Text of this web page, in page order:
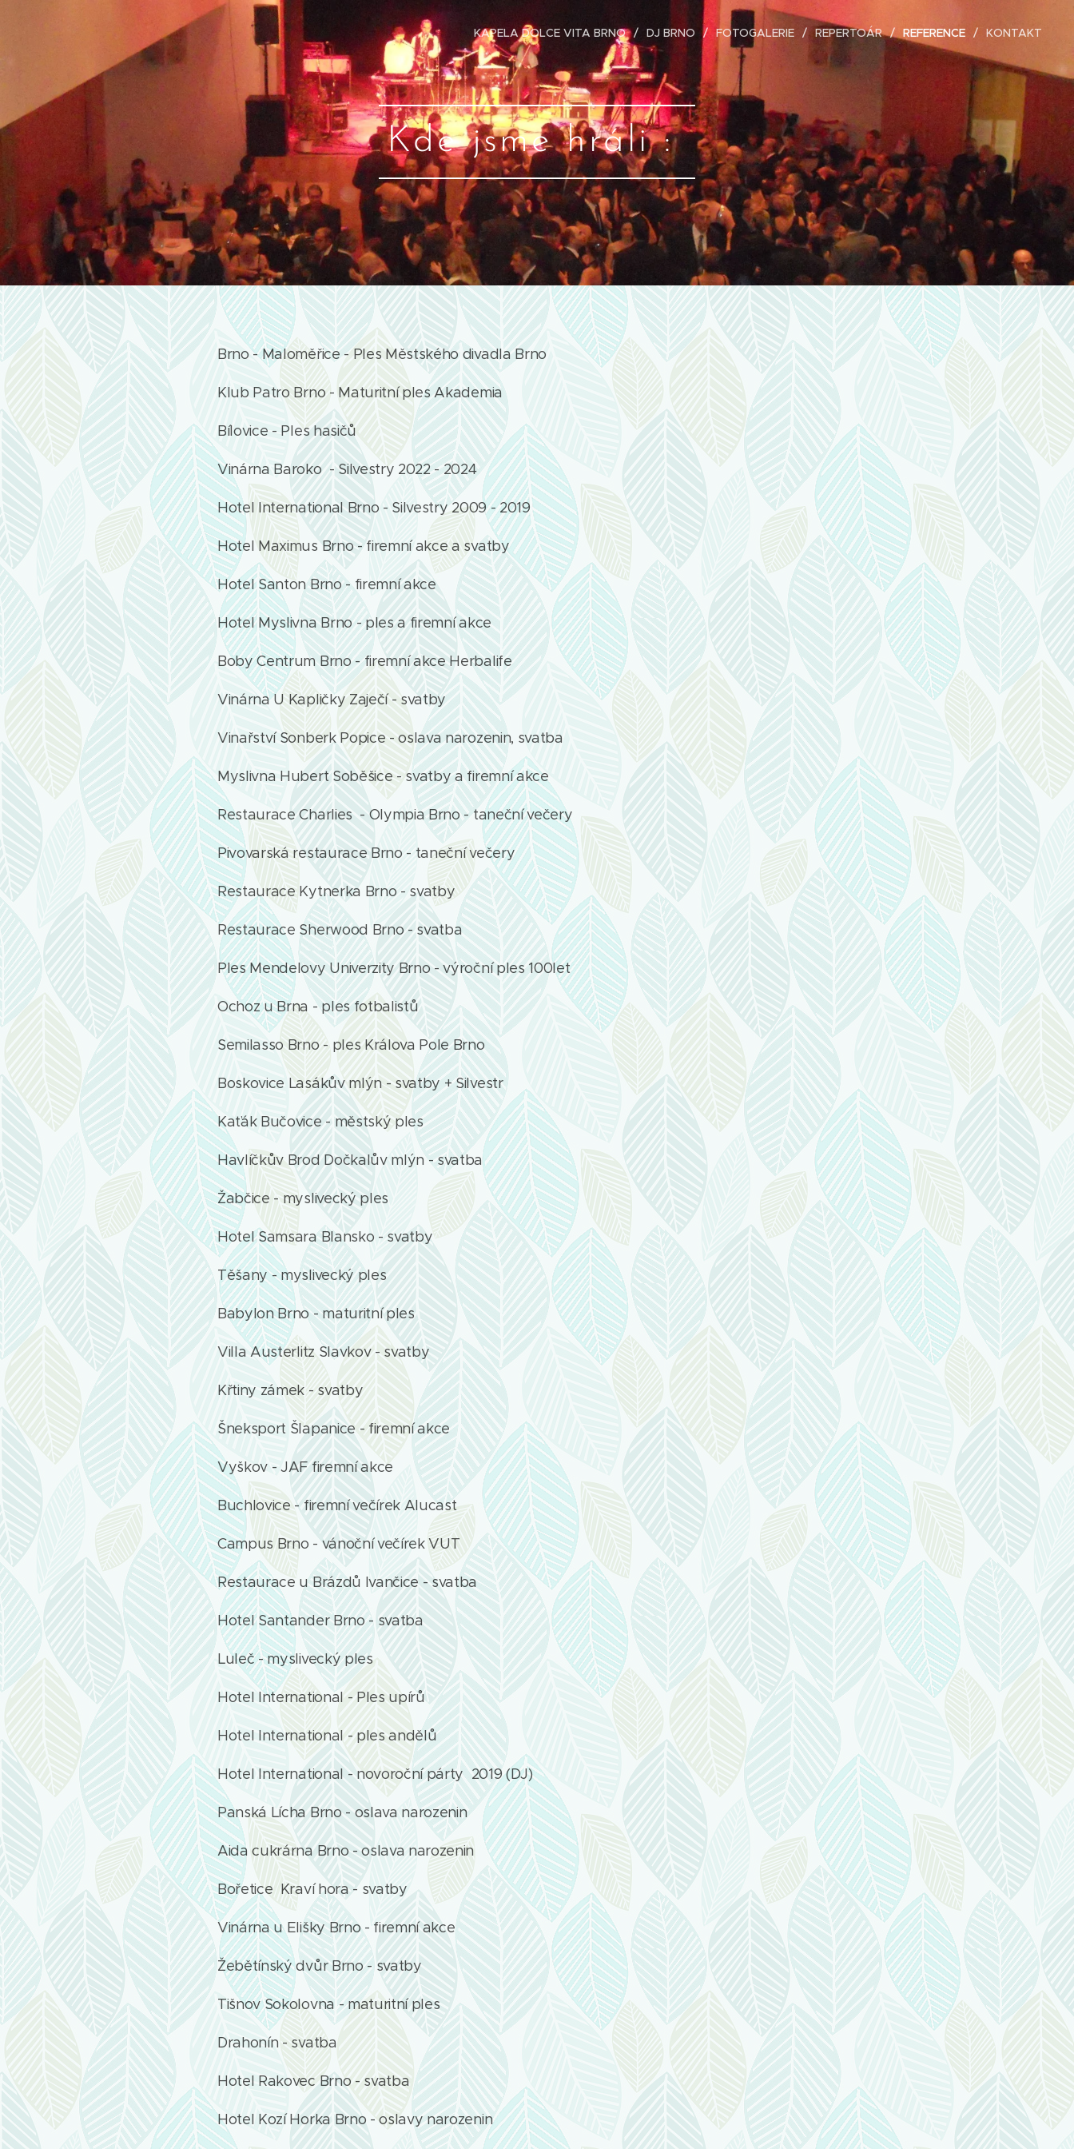
KAPELA DOLCE VITA BRNO DJ BRNO FOTOGALERIE REPERTOÁR REFERENCE KONTAKT
Kde jsme hráli :
Brno - Maloměřice - Ples Městského divadla Brno
Klub Patro Brno - Maturitní ples Akademia
Bílovice - Ples hasičů
Vinárna Baroko - Silvestry 2022 - 2024
Hotel International Brno - Silvestry 2009 - 2019
Hotel Maximus Brno - firemní akce a svatby
Hotel Santon Brno - firemní akce
Hotel Myslivna Brno - ples a firemní akce
Boby Centrum Brno - firemní akce Herbalife
Vinárna U Kapličky Zaječí - svatby
Vinařství Sonberk Popice - oslava narozenin, svatba
Myslivna Hubert Soběšice - svatby a firemní akce
Restaurace Charlies - Olympia Brno - taneční večery
Pivovarská restaurace Brno - taneční večery
Restaurace Kytnerka Brno - svatby
Restaurace Sherwood Brno - svatba
Ples Mendelovy Univerzity Brno - výroční ples 100let
Ochoz u Brna - ples fotbalistů
Semilasso Brno - ples Králova Pole Brno
Boskovice Lasákův mlýn - svatby + Silvestr
Kaťák Bučovice - městský ples
Havlíčkův Brod Dočkalův mlýn - svatba
Žabčice - myslivecký ples
Hotel Samsara Blansko - svatby
Těšany - myslivecký ples
Babylon Brno - maturitní ples
Villa Austerlitz Slavkov - svatby
Křtiny zámek - svatby
Šneksport Šlapanice - firemní akce
Vyškov - JAF firemní akce
Buchlovice - firemní večírek Alucast
Campus Brno - vánoční večírek VUT
Restaurace u Brázdů Ivančice - svatba
Hotel Santander Brno - svatba
Luleč - myslivecký ples
Hotel International - Ples upírů
Hotel International - ples andělů
Hotel International - novoroční párty 2019 (DJ)
Panská Lícha Brno - oslava narozenin
Aida cukrárna Brno - oslava narozenin
Bořetice Kraví hora - svatby
Vinárna u Elišky Brno - firemní akce
Žebětínský dvůr Brno - svatby
Tišnov Sokolovna - maturitní ples
Drahonín - svatba
Hotel Rakovec Brno - svatba
Hotel Kozí Horka Brno - oslavy narozenin